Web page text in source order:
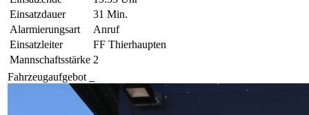
Einsatzdauer
31 Min.
Alarmierungsart
Anruf
Einsatzleiter
FF Thierhaupten
Mannschaftsstärke 2
Fahrzeugaufgebot